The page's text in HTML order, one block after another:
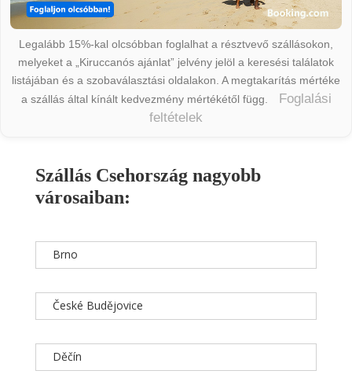
Legalább 15%-kal olcsóbban foglalhat a résztvevő szállásokon,
melyeket a „Kiruccanós ajánlat” jelvény jelöl a keresési találatok
listájában és a szobaválasztási oldalakon. A megtakarítás mértéke
a szállás által kínált kedvezmény mértékétől függ.
Foglalási
feltételek
Szállás Csehország nagyobb
városaiban:
Brno
České Budějovice
Děčín